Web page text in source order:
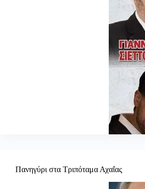
Πανηγύρι στα Τριπόταμα Αχαΐας